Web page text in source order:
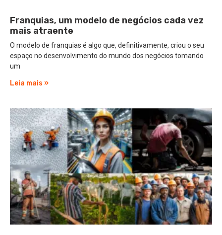
Franquias, um modelo de negócios cada vez
mais atraente
O modelo de franquias é algo que, definitivamente, criou o seu
espaço no desenvolvimento do mundo dos negócios tomando
um
Leia mais »